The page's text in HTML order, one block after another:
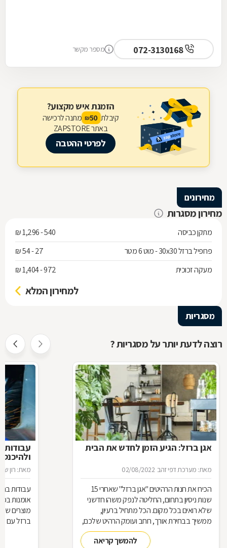
072-3130168 מספר מקשר
הזמנת איש מקצוע?
קיבלת 50
₪ מתנה לרכישה
באתר ZAPSTORE
לפרטי ההטבה
מחירונים
מחירון מסגרות
מתקן כביסה
540 - 1,296 ₪
פרופיל ברזל 30x30 - מוט 6 מטר
27 - 54 ₪
מעקה זכוכית
972 - 1,404 ₪
למחירון המלא
מסגריות
רוצה לדעת יותר על מסגריות ?
אגן ברזל: הגיע הזמן לחדש את הבית
מאת: מערכת דפי זהב 02/08/2022
הכירו את חנות הרהיטים ''אגן ברזל'' שאחרי 15
שנות ניסיון בתחום, החליטה לנפק משהו חדשני
שלא רואים בכל מקום. הכל מתחיל ברעיון,
ממשיך בבחירת אורך, רוחב ועומק הרהיט שלכם,
ממשיך בייצור מקורי ממיטב חומרי הגלם ומסתיים
ביצירת הפתרון המרשים והמעשי ביותר עבורכם
להמשך קריאה
עבודות
מאת: רון
עבודות
אומנות
מוצרים
ברזל עם